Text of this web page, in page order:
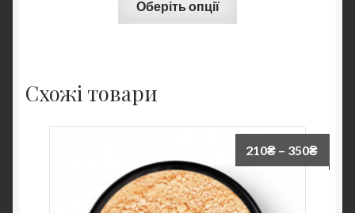
Оберіть опції
Схожі товари
210₴ – 350₴